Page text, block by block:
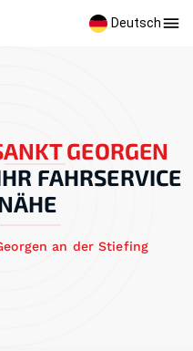
Deutsch
GEORGEN
FAHRSERVICE
an der Stiefing